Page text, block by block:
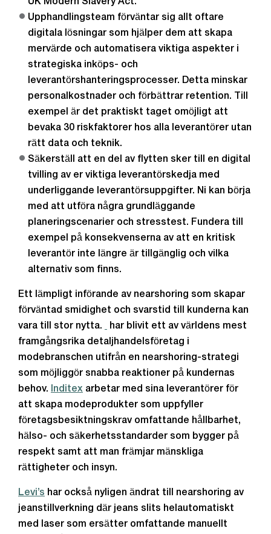
UK Modern Slavery Act.
Upphandlingsteam förväntar sig allt oftare
digitala lösningar som hjälper dem att skapa
mervärde och automatisera viktiga aspekter i
strategiska inköps- och
leverantörshanteringsprocesser. Detta minskar
personalkostnader och förbättrar retention. Till
exempel är det praktiskt taget omöjligt att
bevaka 30 riskfaktorer hos alla leverantörer utan
rätt data och teknik.
Säkerställ att en del av flytten sker till en digital
tvilling av er viktiga leverantörskedja med
underliggande leverantörsuppgifter. Ni kan börja
med att utföra några grundläggande
planeringscenarier och stresstest. Fundera till
exempel på konsekvenserna av att en kritisk
leverantör inte längre är tillgänglig och vilka
alternativ som finns.
Ett lämpligt införande av nearshoring som skapar
förväntad smidighet och svarstid till kunderna kan
vara till stor nytta.
har blivit ett av världens mest
framgångsrika detaljhandelsföretag i
modebranschen utifrån en nearshoring-strategi
som möjliggör snabba reaktioner på kundernas
behov.
Inditex arbetar med sina leverantörer för
att skapa modeprodukter som uppfyller
företagsbesiktningskrav omfattande hållbarhet,
hälso- och säkerhetsstandarder som bygger på
respekt samt att man främjar mänskliga
rättigheter och insyn.
Levi’s har också nyligen ändrat till nearshoring av
jeanstillverkning där jeans slits helautomatiskt
med laser som ersätter omfattande manuellt